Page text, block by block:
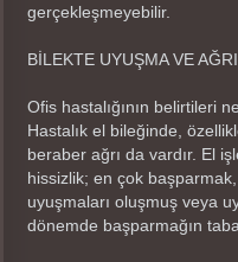
gerçekleşmeyebilir.
BİLEKTE UYUŞMA VE
Ofis hastalığının belirtileri
Hastalık el bileğinde,
beraber ağrı da vardır. El
hissizlik; en çok
uyuşmaları oluşmuş veya
dönemde başparmağın